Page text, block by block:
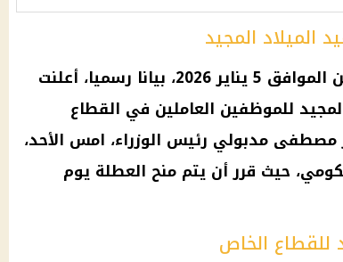
الميلاد المجيد
الموافق 5 يناير 2026
، بيانا رسميا، أعلنت
للموظفين العاملين في القطاع
مصطفى مدبولي رئيس الوزراء، امس الأحد،
حيث قرر أن يتم منح العطلة يوم
للقطاع الخاص